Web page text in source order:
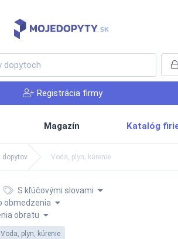
Registrácia firmy
Magazín Katalóg
dopytov Voda, plyn, kúrenie
S kľúčovými slovami
obmedzenia
obratu
Voda, plyn, kúrenie